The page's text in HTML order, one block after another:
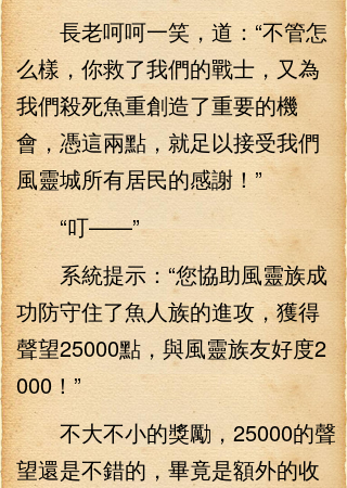
長老呵呵一笑，道：“不管怎
么樣，你救了我們的戰士，又為
我們殺死魚重創造了重要的機
會，憑這兩點，就足以接受我們
風靈城所有居民的感謝！”
“叮——”
系統提示：“您協助風靈族成
功防守住了魚人族的進攻，獲得
聲望25000點，與風靈族友好度2
000！”
不大不小的獎勵，25000的聲
望還是不錯的，畢竟是額外的收